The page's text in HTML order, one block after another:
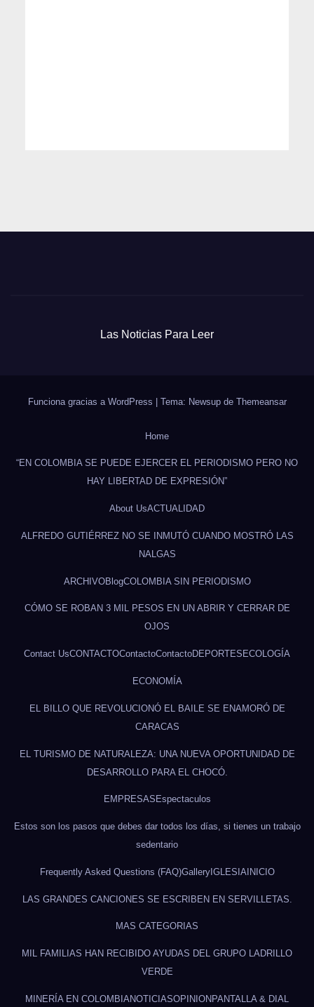
Las Noticias Para Leer
Funciona gracias a WordPress Tema: Newsup de Themeansar
Home
“EN COLOMBIA SE PUEDE EJERCER EL PERIODISMO PERO NO
HAY LIBERTAD DE EXPRESIÓN”
About UsACTUALIDAD
ALFREDO GUTIÉRREZ NO SE INMUTÓ CUANDO MOSTRÓ LAS
NALGAS
ARCHIVOBlogCOLOMBIA SIN PERIODISMO
CÓMO SE ROBAN 3 MIL PESOS EN UN ABRIR Y CERRAR DE
OJOS
Contact UsCONTACTOContactoContactoDEPORTES ECOLOGÍA
ECONOMÍA
EL BILLO QUE REVOLUCIONÓ EL BAILE SE ENAMORÓ DE
CARACAS
EL TURISMO DE NATURALEZA: UNA NUEVA OPORTUNIDAD DE
DESARROLLO PARA EL CHOCÓ.
EMPRESAS Espectaculos
Estos son los pasos que debes dar todos los días, si tienes un trabajo
sedentario
Frequently Asked Questions (FAQ)GalleryIGLESIA INICIO
LAS GRANDES CANCIONES SE ESCRIBEN EN SERVILLETAS.
MAS CATEGORIAS
MIL FAMILIAS HAN RECIBIDO AYUDAS DEL GRUPO LADRILLO
VERDE
MINERÍA EN COLOMBIANOTICIASOPINION PANTALLA & DIAL